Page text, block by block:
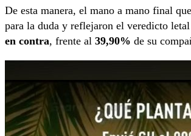
De esta manera, el mano a mano final
para la duda y reflejaron el veredicto
en contra, frente al 39,90% de su